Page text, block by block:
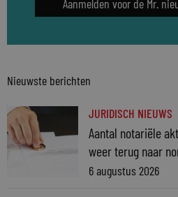
Aanmelden voor de Mr.
Nieuwste berichten
JURIDISCH NIEUWS
Aantal notariële
weer terug naar
6 augustus 2026